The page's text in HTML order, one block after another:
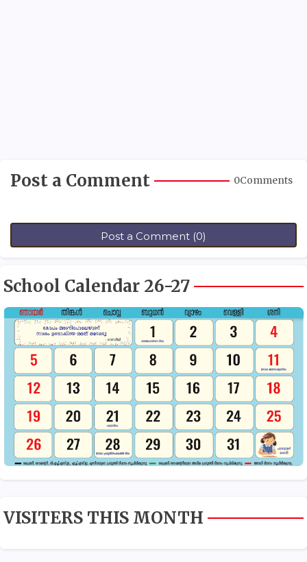
Post a Comment 0Comments
Post a Comment (0)
School Calendar 26-27
VISITERS THIS MONTH